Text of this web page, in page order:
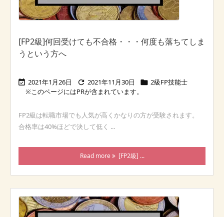
[FP2級]何回受けても不合格・・・何度も落ちてしま
うという方へ
 2021年1月26日  2021年11月30日  2級FP技能士
FP2級は転職市場でも人気が高くかなりの方が受験されます。
合格率は40%ほどで決して低く ...
Read more [FP2級] ...